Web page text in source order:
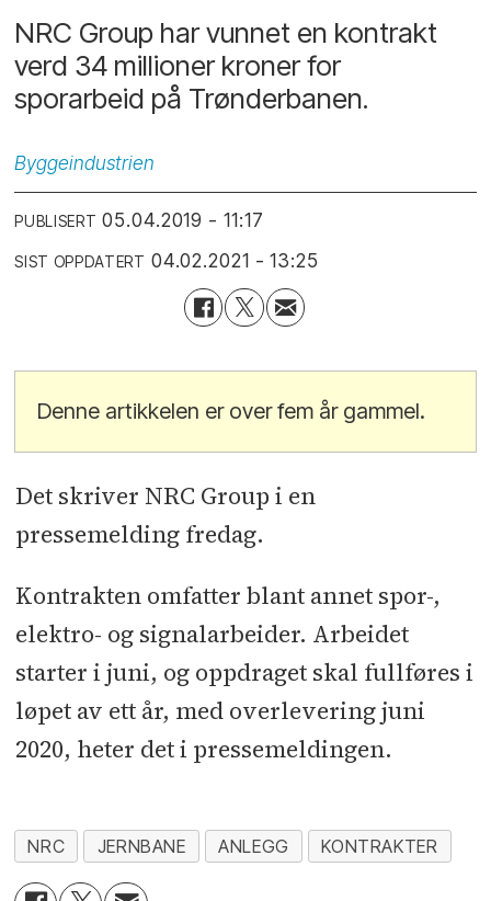
NRC Group har vunnet en kontrakt
verd 34 millioner kroner for
sporarbeid på Trønderbanen.
Byggeindustrien
PUBLISERT 05.04.2019 - 11:17
SIST OPPDATERT 04.02.2021 - 13:25
Denne artikkelen er over fem år gammel.
Det skriver NRC Group i en
pressemelding fredag.
Kontrakten omfatter blant annet spor-,
elektro- og signalarbeider. Arbeidet
starter i juni, og oppdraget skal fullføres i
løpet av ett år, med overlevering juni
2020, heter det i pressemeldingen.
NRC JERNBANE ANLEGG KONTRAKTER